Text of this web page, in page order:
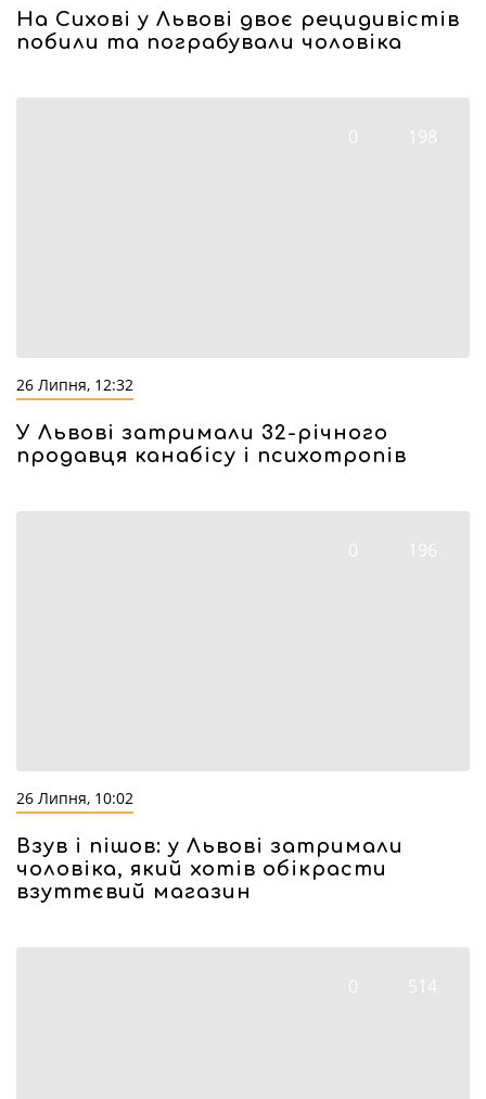
На Сихові у Львові двоє рецидивістів
побили та пограбували чоловіка
0 198
26 Липня, 12:32
У Львові затримали 32-річного
продавця канабісу і психотропів
0 196
26 Липня, 10:02
Взув і пішов: у Львові затримали
чоловіка, який хотів обікрасти
взуттєвий магазин
0 514